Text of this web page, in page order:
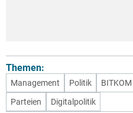
Themen:
Management Politik BITKOM
Parteien
Digitalpolitik